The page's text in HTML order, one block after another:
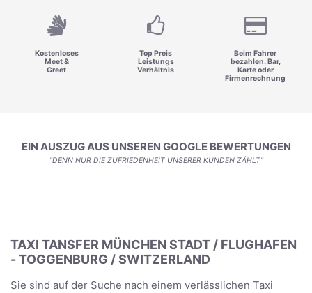
Kostenloses
Meet &
Greet
Top Preis
Leistungs
Verhältnis
Beim Fahrer
bezahlen. Bar,
Karte oder
Firmenrechnung
EIN AUSZUG AUS UNSEREN GOOGLE BEWERTUNGEN
"DENN NUR DIE ZUFRIEDENHEIT UNSERER KUNDEN ZÄHLT"
TAXI TANSFER MÜNCHEN STADT / FLUGHAFEN
- TOGGENBURG / SWITZERLAND
Sie sind auf der Suche nach einem verlässlichen Taxi